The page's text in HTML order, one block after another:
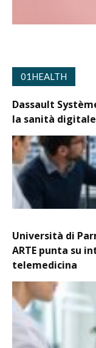
01HEALTH
Dassault
la sanità digitale
Università di
ARTE punta su
telemedicina